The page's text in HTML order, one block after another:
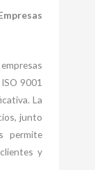
9001
La
junto
permite
y